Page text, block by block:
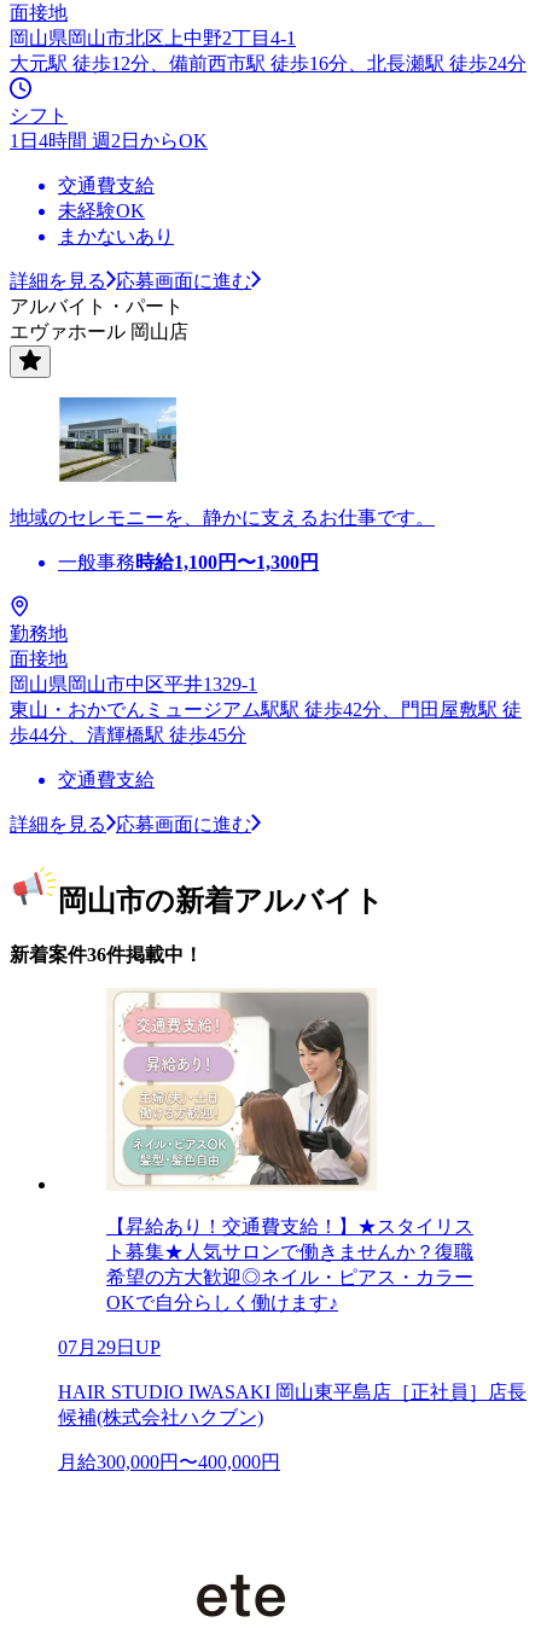
面接地
岡山県岡山市北区上中野2丁目4-1
大元駅 徒歩12分、備前西市駅 徒歩16分、北長瀬駅 徒歩24分
シフト
1日4時間 週2日からOK
交通費支給
未経験OK
まかないあり
詳細を見る
応募画面に進む
アルバイト・パート
エヴァホール 岡山店
地域のセレモニーを、静かに支えるお仕事です。
一般事務時給1,100円〜1,300円
勤務地
面接地
岡山県岡山市中区平井1329-1
東山・おかでんミュージアム駅駅 徒歩42分、門田屋敷駅 徒
歩44分、清輝橋駅 徒歩45分
交通費支給
詳細を見る 応募画面に進む
岡山市の新着アルバイト
新着案件36件掲載中！
【昇給あり！交通費支給！】★スタイリス
ト募集★人気サロンで働きませんか？復職
希望の方大歓迎◎ネイル・ピアス・カラー
OKで自分らしく働けます♪
07月29日UP
HAIR STUDIO IWASAKI 岡山東平島店［正社員］店長
候補(株式会社ハクブン)
月給300,000円〜400,000円